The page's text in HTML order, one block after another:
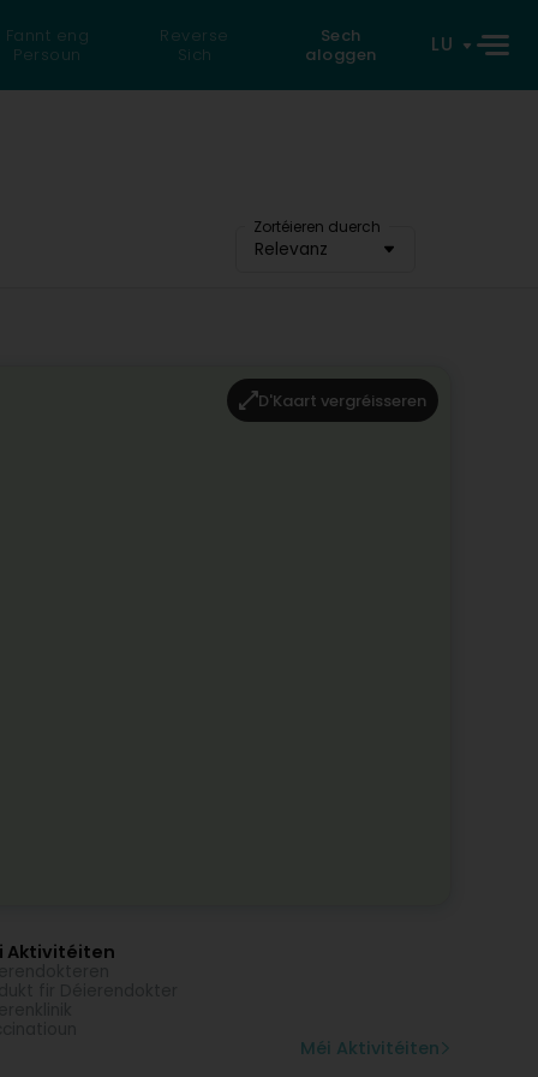
Fannt eng
Persoun
Reverse
Sich
Sech
aloggen
LU
Zortéieren duerch
Relevanz
D'Kaart vergréisseren
Aktivitéiten
Méi Aktivitéiten